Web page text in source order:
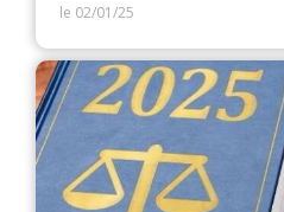
le 02/01/25